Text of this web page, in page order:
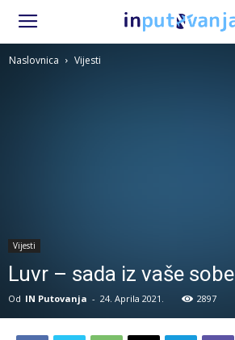
Naslovnica Vijesti
Vijesti
Luvr – sada iz vaše sobe
Od IN Putovanja - 24. Aprila 2021. 2897